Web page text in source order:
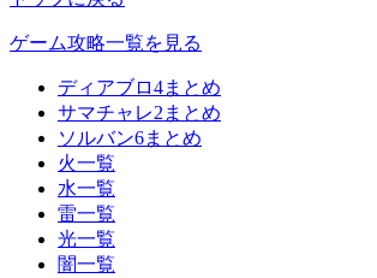
ゲーム攻略一覧を見る
ディアブロ4まとめ
サマチャレ2まとめ
ソルバン6まとめ
火一覧
水一覧
雷一覧
光一覧
闇一覧